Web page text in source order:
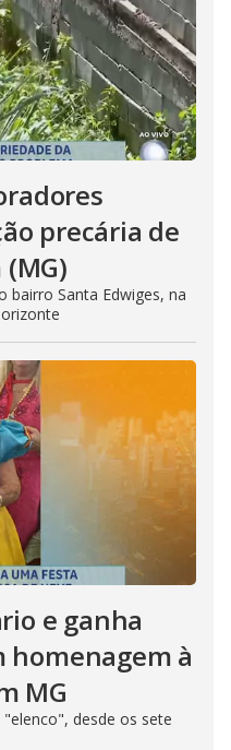
precária de
bairro Santa Edwiges, na
e ganha
à
MG
desde os sete